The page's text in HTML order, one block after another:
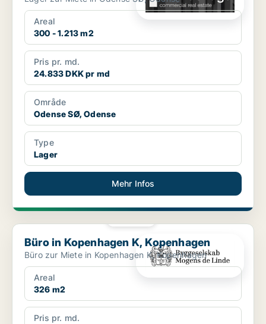
Areal
300 - 1.213 m2
Pris pr. md.
24.833 DKK pr md
Område
Odense SØ, Odense
Type
Lager
Mehr Infos
Büro in Kopenhagen K, Kopenhagen
Büro in Kopenhagen K, Kopenhagen
Büro zur Miete in Kopenhagen K, Kopenhagen
Areal
326 m2
Pris pr. md.